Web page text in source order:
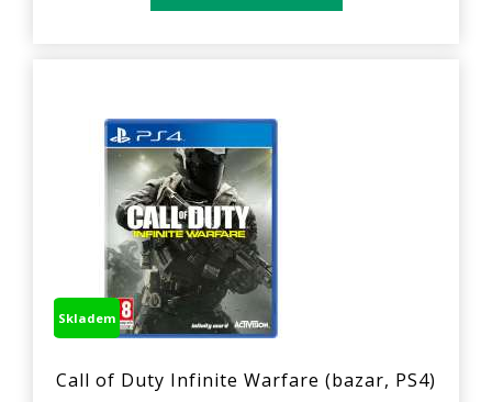
Skladem
Call of Duty Infinite Warfare (bazar, PS4)